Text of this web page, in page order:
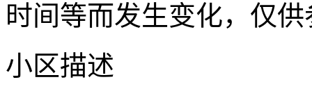
时间等而发生变化，仅
小区描述